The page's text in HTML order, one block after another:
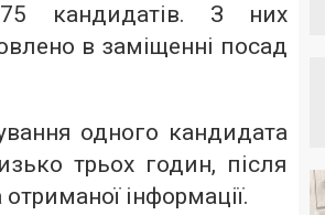
кандидатів. З них
в заміщенні посад
одного кандидата
трьох годин, після
інформації.